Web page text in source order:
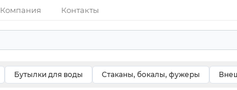
Компания Контакты
Бутылки для воды Стаканы, бокалы, фужеры